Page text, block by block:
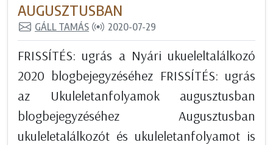
AUGUSZTUSBAN
GÁLL TAMÁS 2020-07-29
FRISSÍTÉS: ugrás a Nyári ukueleltalálkozó
2020 blogbejegyzéséhez FRISSÍTÉS: ugrás
az Ukuleletanfolyamok augusztusban
blogbejegyzéséhez Augusztusban
ukuleletalálkozót és ukuleletanfolyamot is